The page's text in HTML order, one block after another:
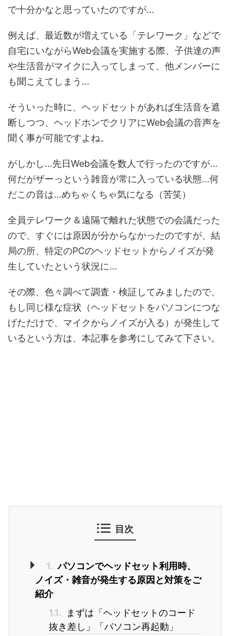
で十分かなと思っていたのですが...
例えば、最近数が増えている「テレワーク」などで
自宅にいながらWeb会議を実施する際、子供達の声
や生活音がマイクに入ってしまって、他メンバーに
も聞こえてしまう...
そういった時に、ヘッドセットがあれば生活音を遮
断しつつ、ヘッドホンでクリアにWeb会議の音声を
聞く事が可能ですよね。
がしかし...先日Web会議を数人で行ったのですが...
何だがザーっという雑音が常に入っている状態...何
だこの音は...めちゃくちゃ気になる（苦笑）
全員テレワーク＆遠隔で離れた状態での会議だった
ので、すぐには原因が分からなかったのですが、結
局の所、特定のPCのヘッドセットからノイズが発
生していたという状況に...
その際、色々調べて調査・検証してみましたので、
もし同じ様な症状（ヘッドセットをパソコンにつな
げただけで、マイクからノイズが入る）が発生して
いるという方は、本記事を参考にしてみて下さい。
目次
1. パソコンでヘッドセット利用時、
ノイズ・雑音が発生する原因と対策をご
紹介
1.1.
まずは「ヘッドセットのコード
抜き差し」「パソコン再起動」